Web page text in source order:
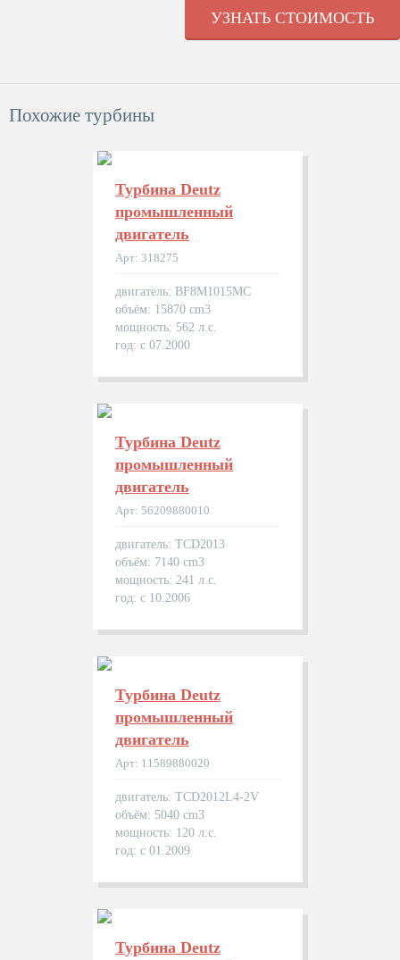
УЗНАТЬ СТОИМОСТЬ
Похожие турбины
Турбина Deutz
промышленный
двигатель
Арт: 318275
двигатель: BF8M1015MC
объём: 15870 cm3
мощность: 562 л.с.
год: с 07.2000
Турбина Deutz
промышленный
двигатель
Арт: 56209880010
двигатель: TCD2013
объём: 7140 cm3
мощность: 241 л.с.
год: с 10.2006
Турбина Deutz
промышленный
двигатель
Арт: 11589880020
двигатель: TCD2012L4-2V
объём: 5040 cm3
мощность: 120 л.с.
год: с 01.2009
Турбина Deutz